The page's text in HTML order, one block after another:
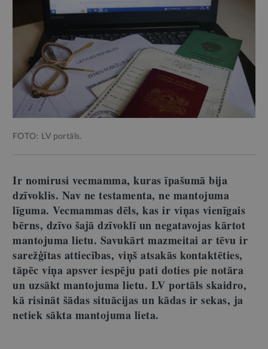
FOTO: LV portāls.
Ir nomirusi vecmamma, kuras īpašumā bija
dzīvoklis. Nav ne testamenta, ne mantojuma
līguma. Vecmammas dēls, kas ir viņas vienīgais
bērns, dzīvo šajā dzīvoklī un negatavojas kārtot
mantojuma lietu. Savukārt mazmeitai ar tēvu ir
sarežģītas attiecības, viņš atsakās kontaktēties,
tāpēc viņa apsver iespēju pati doties pie notāra
un uzsākt mantojuma lietu. LV portāls skaidro,
kā risināt šādas situācijas un kādas ir sekas, ja
netiek sākta mantojuma lieta.